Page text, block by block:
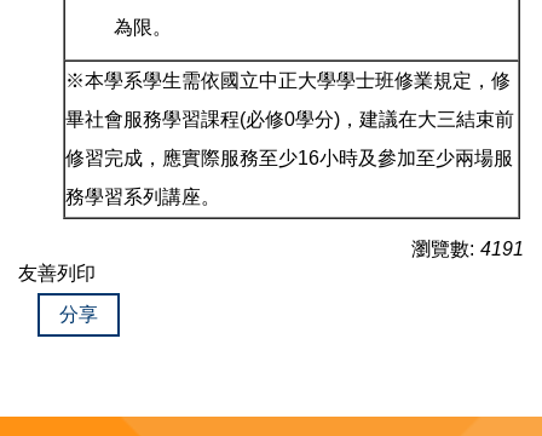
為限。
※本學系學生需依國立中正大學學士班修業規定，修
畢社會服務學習課程(必修0學分)，建議在大三結束前
修習完成，應實際服務至少16小時及參加至少兩場服
務學習系列講座。
瀏覽數: 4191
友善列印
分享